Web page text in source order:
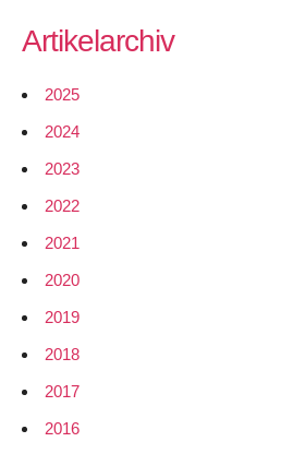
Artikelarchiv
2025
2024
2023
2022
2021
2020
2019
2018
2017
2016